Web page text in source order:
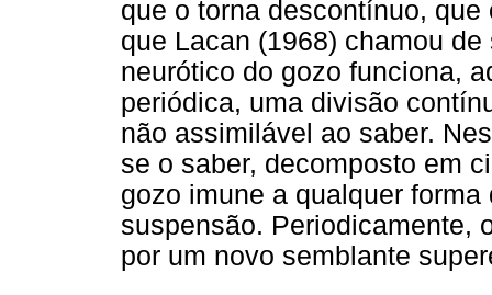
que o torna descontínuo,
que Lacan (1968) chamou
neurótico do gozo funciona,
periódica, uma divisão
não assimilável ao saber.
se o saber, decomposto em
gozo imune a qualquer
suspensão. Periodicamente,
por um novo semblante